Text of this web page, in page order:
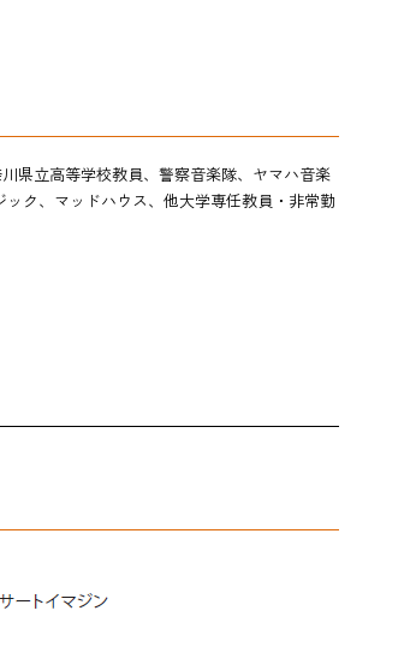
県立高等学校教員、警察音楽隊、ヤマハ音楽
ク、マッドハウス、他大学専任教員・非常勤